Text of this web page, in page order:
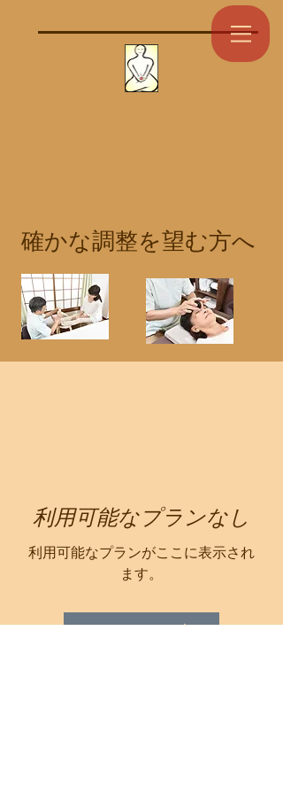
​確かな調整を望む方へ
利用可能なプランなし
利用可能なプランがここに表示され
ます。
ホームページへ戻る